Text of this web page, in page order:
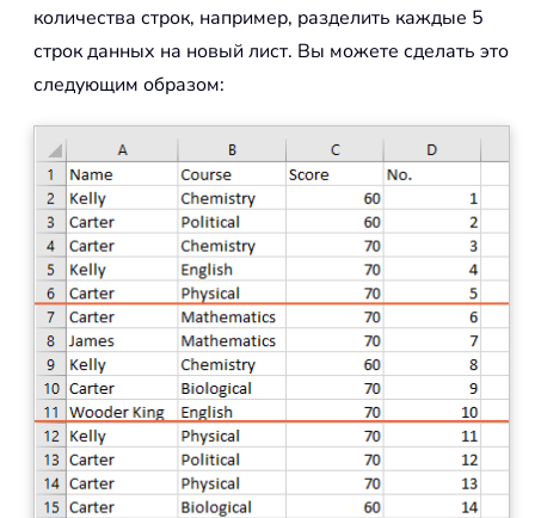
количества строк, например, разделить каждые 5
строк данных на новый лист. Вы можете сделать это
следующим образом: